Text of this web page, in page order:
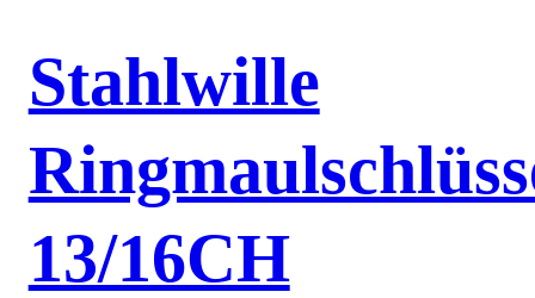
Stahlwille
13/16CH